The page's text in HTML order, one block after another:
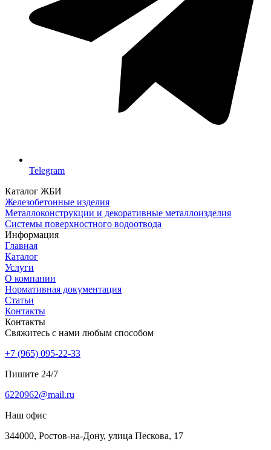
Telegram
Каталог ЖБИ
Железобетонные изделия
Металлоконструкции и декоративные металлоизделия
Системы поверхностного водоотвода
Информация
Главная
Каталог
Услуги
О компании
Нормативная документация
Статьи
Контакты
Контакты
Свяжитесь с нами любым способом
+7 (965) 095-22-33
Пишите 24/7
6220962@mail.ru
Наш офис
344000, Ростов-на-Дону, улица Пескова, 17